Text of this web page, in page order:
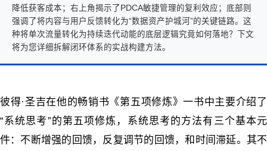
降低获客成本；右上角揭示了PDCA敏捷管理的复利效应；底部则
强调了将内容与用户反馈转化为“数据资产护城河”的关键链路。这
种将单次流量转化为持续迭代动能的底层逻辑究竟如何落地？下文
将为您详细拆解闭环体系的实战构建方法。
彼得·圣吉在他的畅销书《第五项修炼》一书中主要介绍了
“ 系统思考”的第五项修炼，系统思考的方法有三个基本元
件：不断增强的回馈，反复调节的回馈，和时间滞延。其不